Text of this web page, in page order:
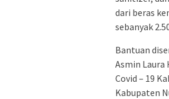
dari beras
sebanyak
Bantuan
Asmin Laura
Covid – 19
Kabupaten